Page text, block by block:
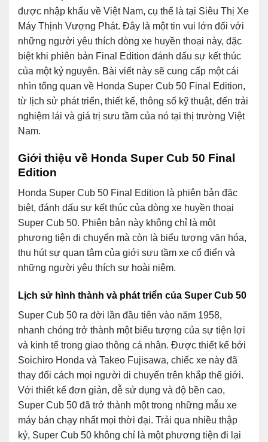
được nhập khẩu về Việt Nam, cụ thể là tại Siêu Thị Xe
Máy Thịnh Vượng Phát. Đây là một tin vui lớn đối với
những người yêu thích dòng xe huyền thoại này, đặc
biệt khi phiên bản Final Edition đánh dấu sự kết thúc
của một kỷ nguyên. Bài viết này sẽ cung cấp một cái
nhìn tổng quan về Honda Super Cub 50 Final Edition,
từ lịch sử phát triển, thiết kế, thông số kỹ thuật, đến trải
nghiệm lái và giá trị sưu tầm của nó tại thị trường Việt
Nam.
Giới thiệu về Honda Super Cub 50 Final
Edition
Honda Super Cub 50 Final Edition là phiên bản đặc
biệt, đánh dấu sự kết thúc của dòng xe huyền thoại
Super Cub 50. Phiên bản này không chỉ là một
phương tiện di chuyển mà còn là biểu tượng văn hóa,
thu hút sự quan tâm của giới sưu tầm xe cổ điển và
những người yêu thích sự hoài niệm.
Lịch sử hình thành và phát triển của Super Cub 50
Super Cub 50 ra đời lần đầu tiên vào năm 1958,
nhanh chóng trở thành một biểu tượng của sự tiện lợi
và kinh tế trong giao thông cá nhân. Được thiết kế bởi
Soichiro Honda và Takeo Fujisawa, chiếc xe này đã
thay đổi cách mọi người di chuyển trên khắp thế giới.
Với thiết kế đơn giản, dễ sử dụng và độ bền cao,
Super Cub 50 đã trở thành một trong những mẫu xe
máy bán chạy nhất mọi thời đại. Trải qua nhiều thập
kỷ, Super Cub 50 không chỉ là một phương tiện đi lại